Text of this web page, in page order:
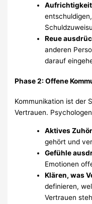
Reue
anderen
darauf
Phase 2: Offene
Kommunikation ist der
Vertrauen.
Aktives
gehört und
Gefühle
Emotionen
Klären, was
definieren,
Vertrauen